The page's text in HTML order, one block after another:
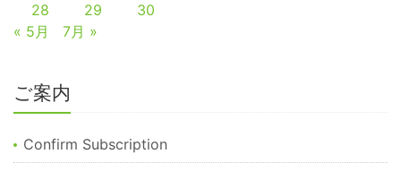
28
29
30
« 5月
7月 »
ご案内
Confirm Subscription